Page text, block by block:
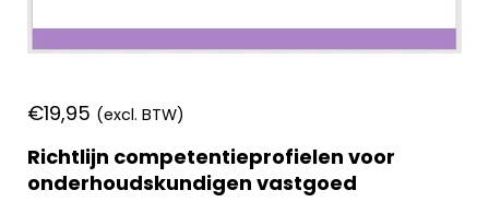
€19,95 (excl. BTW)
Richtlijn competentieprofielen voor
onderhoudskundigen vastgoed